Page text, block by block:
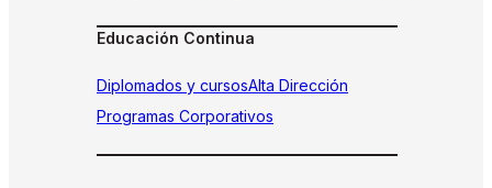
Educación Continua
Diplomados y cursosAlta Dirección
Programas Corporativos